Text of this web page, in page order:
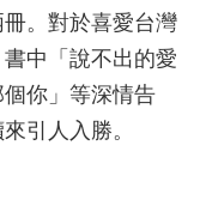
。對於喜愛台灣
中「說不出的愛
你」等深情告
引人入勝。